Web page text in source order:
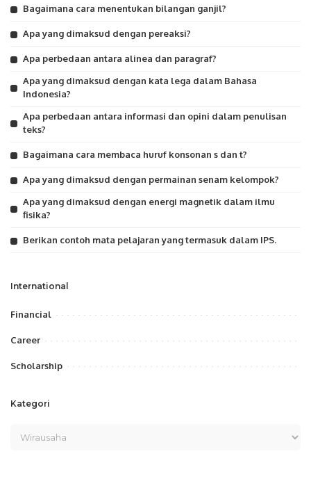
Bagaimana cara menentukan bilangan ganjil?
Apa yang dimaksud dengan pereaksi?
Apa perbedaan antara alinea dan paragraf?
Apa yang dimaksud dengan kata lega dalam Bahasa
Indonesia?
Apa perbedaan antara informasi dan opini dalam penulisan
teks?
Bagaimana cara membaca huruf konsonan s dan t?
Apa yang dimaksud dengan permainan senam kelompok?
Apa yang dimaksud dengan energi magnetik dalam ilmu
fisika?
Berikan contoh mata pelajaran yang termasuk dalam IPS.
International
Financial
Career
Scholarship
Kategori